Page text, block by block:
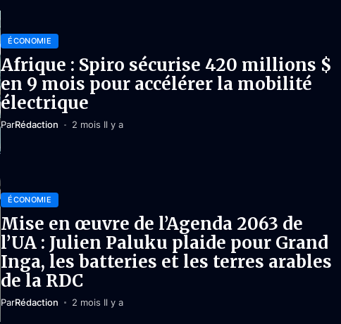
ÉCONOMIE
Afrique : Spiro sécurise 420 millions $
en 9 mois pour accélérer la mobilité
électrique
ParRédaction 2 mois Il y a
ÉCONOMIE
Mise en œuvre de l’Agenda 2063 de
l’UA : Julien Paluku plaide pour Grand
Inga, les batteries et les terres arables
de la RDC
ParRédaction 2 mois Il y a